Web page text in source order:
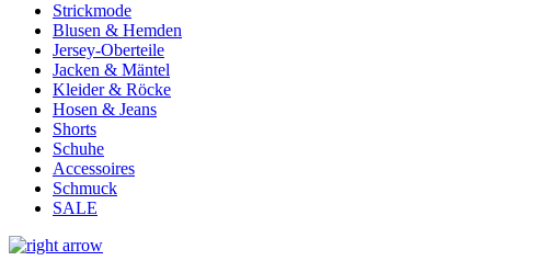
Strickmode
Blusen & Hemden
Jersey-Oberteile
Jacken & Mäntel
Kleider & Röcke
Hosen & Jeans
Shorts
Schuhe
Accessoires
Schmuck
SALE